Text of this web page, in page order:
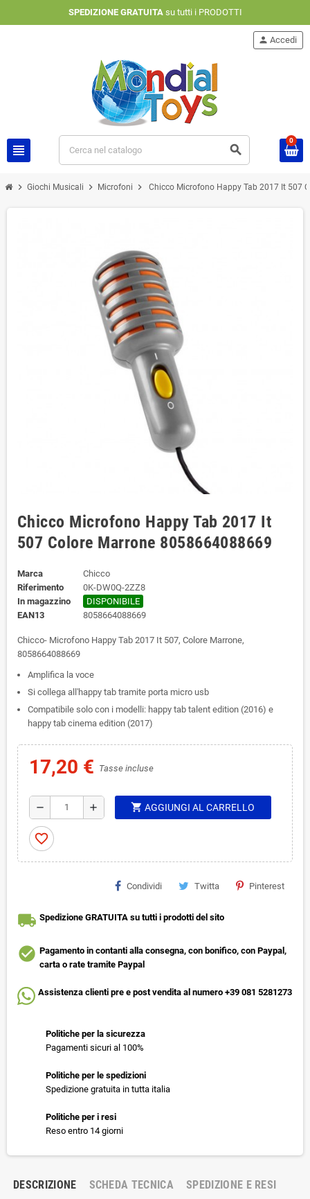
SPEDIZIONE GRATUITAsu tutti i PRODOTTI
view_headline search
person Accedi
0
chevron_right Giochi Musicali chevron_right Microfoni chevron_right Chicco Microfono Happy Tab 2017 It 507
Chicco Microfono Happy Tab 2017 It
507 Colore Marrone 8058664088669
Marca
Chicco
Riferimento
0K-DW0Q-2ZZ8
In magazzino
DISPONIBILE
EAN13
8058664088669
Chicco- Microfono Happy Tab 2017 It 507, Colore Marrone,
8058664088669
Amplifica la voce
Si collega all'happy tab tramite porta micro usb
Compatibile solo con i modelli: happy tab talent edition (2016) e
happy tab cinema edition (2017)
17,20 € Tasse incluse
remove add shopping_cart AGGIUNGI AL CARRELLO
favorite_border
Condividi Twitta Pinterest
local_shipping Spedizione GRATUITA su tutti i prodotti del sito
check_circle Pagamento in contanti alla consegna, con bonifico, con Paypal,
carta o rate tramite Paypal
Assistenza clienti pre e post vendita al numero +39 081 5281273
Politiche per la sicurezza
Pagamenti sicuri al 100%
Politiche per le spedizioni
Spedizione gratuita in tutta italia
Politiche per i resi
Reso entro 14 giorni
DESCRIZIONE SCHEDA TECNICA SPEDIZIONE E RESI